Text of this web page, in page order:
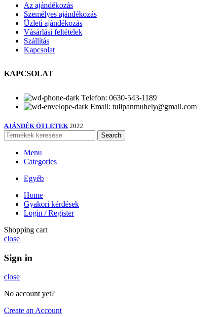
Az ajándékozás
Személyes ajándékozás
Üzleti ajándékozás
Vásárlási feltételek
Szállítás
Kapcsolat
KAPCSOLAT
Telefon: 0630-543-1189
Email: tulipanmuhely@gmail.com
AJÁNDÉK ÖTLETEK 2022
Search
Menu
Categories
Egyéb
Home
Gyakori kérdések
Login / Register
Shopping cart
close
Sign in
close
No account yet?
Create an Account